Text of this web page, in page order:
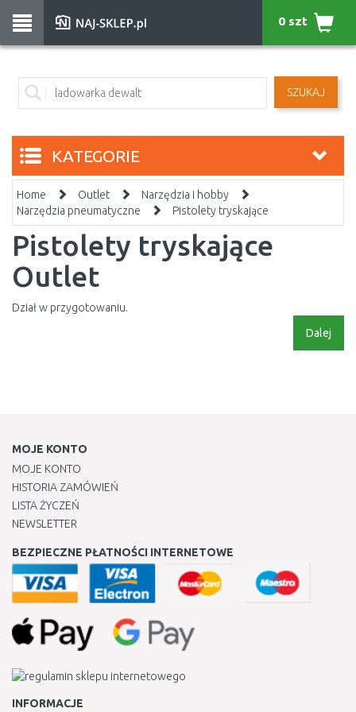
SZUKAJ
0 szt
KATEGORIE
Home Outlet
Narzędzia i hobby
Narzędzia pneumatyczne
Pistolety tryskające
Pistolety tryskające
Outlet
Dział w przygotowaniu.
Dalej
MOJE KONTO
MOJE KONTO
HISTORIA ZAMÓWIEŃ
LISTA ŻYCZEŃ
NEWSLETTER
BEZPIECZNE PŁATNOŚCI INTERNETOWE
INFORMACJE